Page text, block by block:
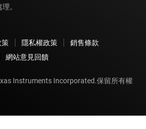
。
策 隱私權政策
銷售條款
網站意見回饋
Instruments Incorporated.保留所有權